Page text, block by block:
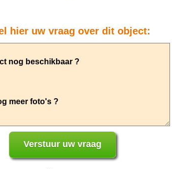
hier uw vraag over dit object: